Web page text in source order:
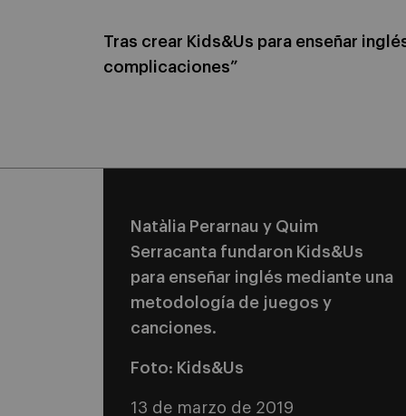
Tras crear Kids&Us para enseñar
complicaciones”
Natàlia Perarnau y Quim
Serracanta fundaron Kids&Us
para enseñar inglés mediante una
metodología de juegos y
canciones.
Foto: Kids&Us
13 de marzo de 2019